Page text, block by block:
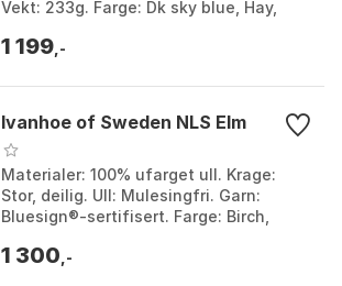
Vekt: 233g. Farge: Dk sky blue, Hay,
XS, XXL.
1 199 ,-
Ivanhoe of Sweden NLS Elm
Materialer: 100% ufarget ull. Krage:
Stor, deilig. Ull: Mulesingfri. Garn:
Bluesign®-sertifisert. Farge: Birch,
Coffee bean, N...
1 300 ,-